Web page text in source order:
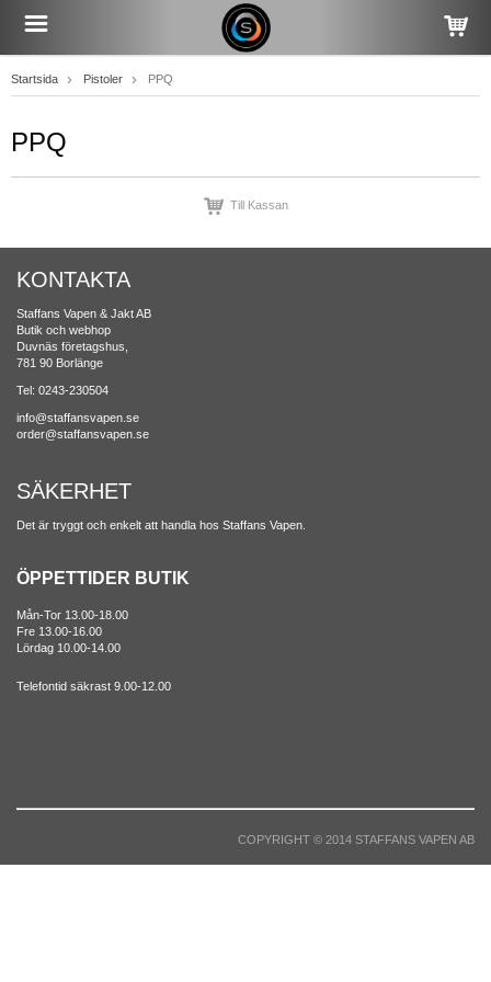
Startsida Pistoler PPQ
PPQ
Till Kassan
KONTAKTA
Staffans Vapen & Jakt AB
Butik och webhop
Duvnäs företagshus,
781 90 Borlänge
Tel: 0243-230504
info@staffansvapen.se
order@staffansvapen.se
SÄKERHET
Det är tryggt och enkelt att handla hos Staffans Vapen.
ÖPPETTIDER BUTIK
Mån-Tor 13.00-18.00
Fre 13.00-16.00
Lördag 10.00-14.00
Telefontid säkrast 9.00-12.00
COPYRIGHT © 2014 STAFFANS VAPEN AB